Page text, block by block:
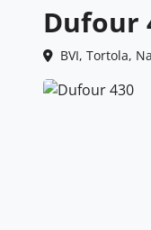
Dufour
BVI, Tortola,